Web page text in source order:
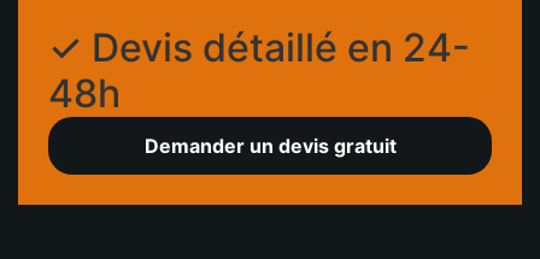
✓ Devis détaillé en 24-
48h
Demander un devis gratuit